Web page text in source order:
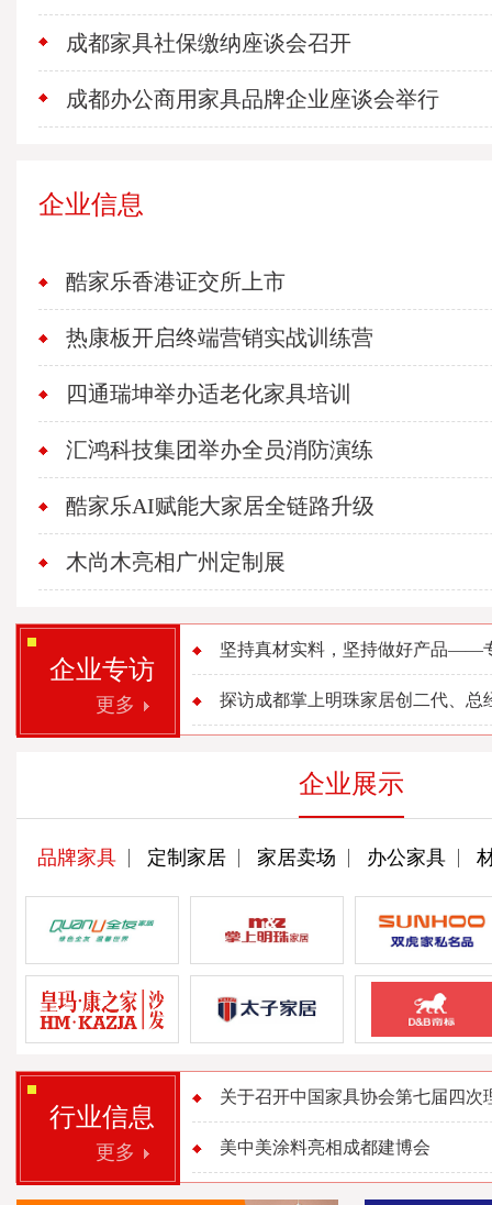
成都家具社保缴纳座谈会召开
成都办公商用家具品牌企业座谈会举行
企业信息
酷家乐香港证交所上市
热康板开启终端营销实战训练营
四通瑞坤举办适老化家具培训
汇鸿科技集团举办全员消防演练
酷家乐AI赋能大家居全链路升级
木尚木亮相广州定制展
企业专访
更多
坚持真材实料，坚持做好产品——
探访成都掌上明珠家居创二代、总
企业展示
品牌家具 定制家居 家居卖场 办公家具
行业信息
更多
关于召开中国家具协会第七届四次
美中美涂料亮相成都建博会